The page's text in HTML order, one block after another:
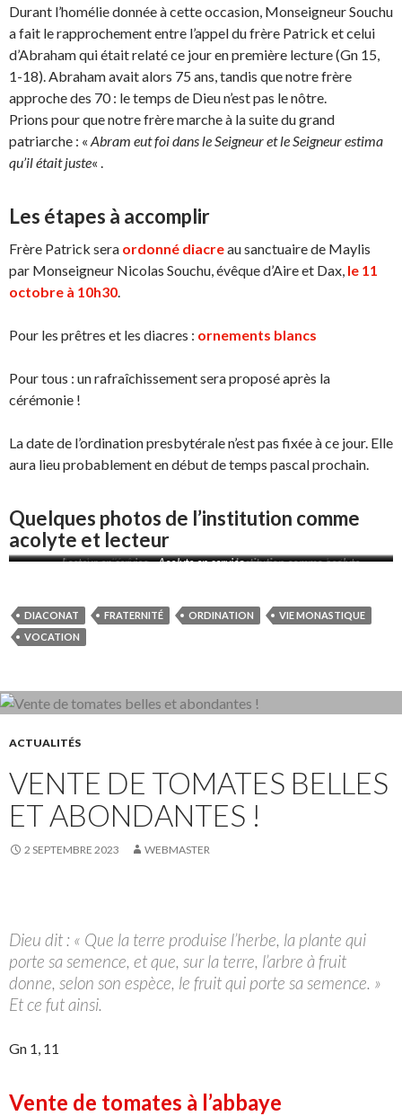
Durant l’homélie donnée à cette occasion, Monseigneur Souchu
a fait le rapprochement entre l’appel du frère Patrick et celui
d’Abraham qui était relaté ce jour en première lecture (Gn 15,
1-18). Abraham avait alors 75 ans, tandis que notre frère
approche des 70 : le temps de Dieu n’est pas le nôtre.
Prions pour que notre frère marche à la suite du grand
patriarche : « Abram eut foi dans le Seigneur et le Seigneur estima
qu’il était juste« .
Les étapes à accomplir
Frère Patrick sera ordonné diacreau sanctuaire de Maylis
par Monseigneur Nicolas Souchu, évêque d’Aire et Dax, le 11
octobre à 10h30
Pour les prêtres et les diacres : ornements blancs
Pour tous : un rafraîchissement sera proposé après la
cérémonie !
La date de l’ordination presbytérale n’est pas fixée à ce jour. Elle
aura lieu probablement en début de temps pascal prochain.
Quelques photos de l’institution comme
acolyte et lecteur
Appel par l’évêque Institution comme lecteur
Lecteur en service Institution comme acolyte
Acolyte en service
DIACONAT FRATERNITÉ ORDINATION
VIE MONASTIQUE
VOCATION
ACTUALITÉS
VENTE DE TOMATES BELLES
ET ABONDANTES !
2 SEPTEMBRE 2023 WEBMASTER
Dieu dit : « Que la terre produise l’herbe, la plante qui
porte sa semence, et que, sur la terre, l’arbre à fruit
donne, selon son espèce, le fruit qui porte sa semence. »
Et ce fut ainsi.
Gn 1, 11
Vente de tomates à l’abbaye